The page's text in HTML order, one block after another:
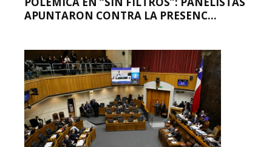
APUNTARON CONTRA LA PRESENC...